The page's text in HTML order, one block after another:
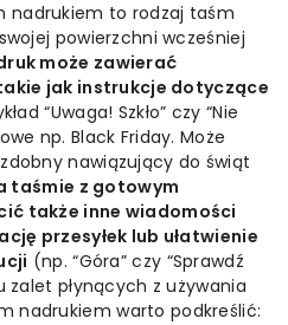
nadrukiem to rodzaj taśm
powierzchni wcześniej
może zawierać
jak instrukcje dotyczące
“Uwaga! Szkło” czy “Nie
np. Black Friday. Może
nawiązujący do świąt
taśmie z gotowym
także inne wiadomości
przesyłek lub ułatwienie
(np. “Góra” czy “Sprawdź
zalet płynących z używania
nadrukiem warto podkreślić: